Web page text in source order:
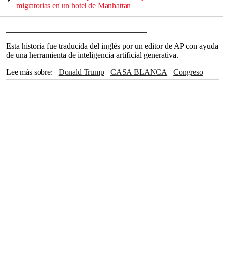
migratorias en un hotel de Manhattan
Esta historia fue traducida del inglés por un editor de AP con ayuda
de una herramienta de inteligencia artificial generativa.
Lee más sobre
Donald Trump CASA BLANCA
Congreso